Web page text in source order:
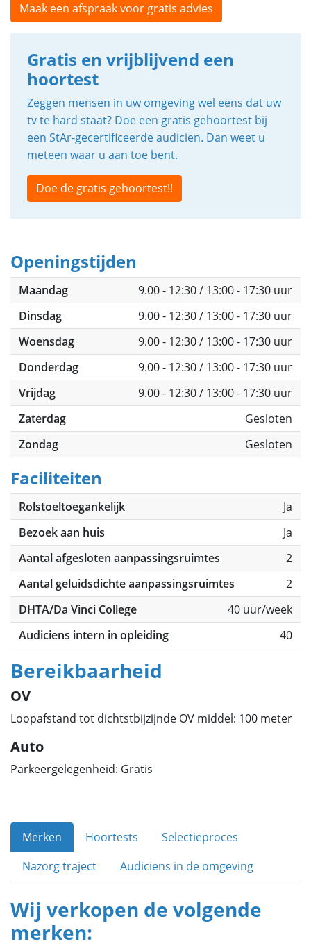
Maak een afspraak voor gratis advies
Gratis en vrijblijvend een
hoortest
Zeggen mensen in uw omgeving wel eens dat uw
tv te hard staat? Doe een gratis gehoortest bij
een StAr-gecertificeerde audicien. Dan weet u
meteen waar u aan toe bent.
Doe de gratis gehoortest!!
Openingstijden
Maandag
9.00 - 12:30 / 13:00 - 17:30 uur
Dinsdag
9.00 - 12:30 / 13:00 - 17:30 uur
Woensdag
9.00 - 12:30 / 13:00 - 17:30 uur
Donderdag
9.00 - 12:30 / 13:00 - 17:30 uur
Vrijdag
9.00 - 12:30 / 13:00 - 17:30 uur
Zaterdag
Gesloten
Zondag
Gesloten
Faciliteiten
Rolstoeltoegankelijk
Ja
Bezoek aan huis
Ja
Aantal afgesloten aanpassingsruimtes
2
Aantal geluidsdichte aanpassingsruimtes
2
DHTA/Da Vinci College
40 uur/week
Audiciens intern in opleiding
40
Bereikbaarheid
OV
Loopafstand tot dichtstbijzijnde OV middel: 100 meter
Auto
Parkeergelegenheid: Gratis
Merken Hoortests
Selectieproces
Nazorg traject
Audiciens in de omgeving
Wij verkopen de volgende
merken: